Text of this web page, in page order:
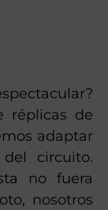
réplicas de
adaptar
circuito.
no fuera
nosotros